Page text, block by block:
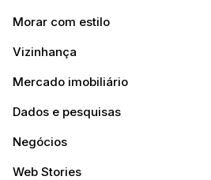
Morar com estilo
Vizinhança
Mercado imobiliário
Dados e pesquisas
Negócios
Web Stories